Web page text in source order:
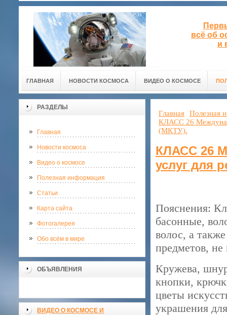
всё об
и
ГЛАВНАЯ НОВОСТИ КОСМОСА ВИДЕО О КОСМОСЕ
РАЗДЕЛЫ
Главная
Новости космоса
Видео о космосе
Полезная информация
Статьи
Карта сайта
Фотогалерея
Обо всём в мире
ОБЪЯВЛЕНИЯ
ВИДЕО О КОСМОСЕ И
Главная
Полезная
КЛАСС 26
(МКТУ).
КЛАСС 26
услуг для
Пояснения:
басонные,
волос, а
предметов,
Кружева,
кнопки,
цветы
украшения